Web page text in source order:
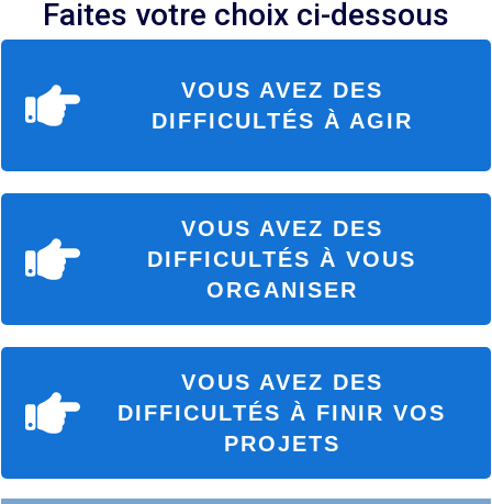
Faites votre choix ci-dessous
VOUS AVEZ DES
DIFFICULTÉS À AGIR
VOUS AVEZ DES
DIFFICULTÉS À VOUS
ORGANISER
VOUS AVEZ DES
DIFFICULTÉS À FINIR VOS
PROJETS